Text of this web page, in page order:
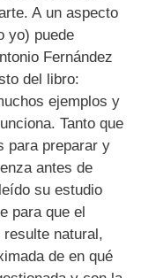
A un aspecto
yo) puede
Fernández
del libro:
ejemplos y
Tanto que
para preparar y
antes de
su estudio
para que el
natural,
de en qué